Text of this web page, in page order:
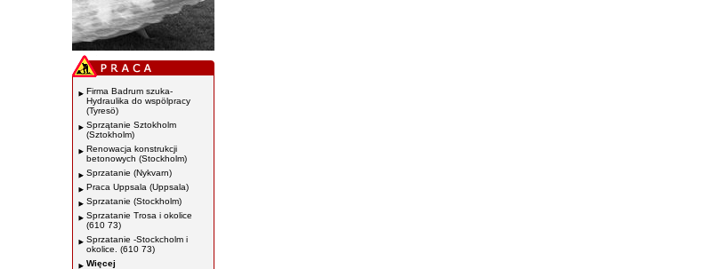
Firma Badrum szuka-
Hydraulika do wspölpracy
(Tyresö)
Sprzątanie Sztokholm
(Sztokholm)
Renowacja konstrukcji
betonowych (Stockholm)
Sprzatanie (Nykvarn)
Praca Uppsala (Uppsala)
Sprzatanie (Stockholm)
Sprzatanie Trosa i okolice
(610 73)
Sprzatanie -Stockcholm i
okolice. (610 73)
Więcej